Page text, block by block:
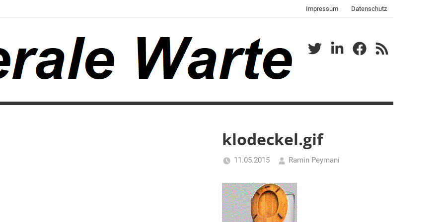
Impressum Datenschutz
TwitterLinkedInFacebook
RSS
klodeckel.gif
11.05.2015 Ramin Peymani